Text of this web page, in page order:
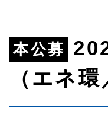
本公募
（エネ